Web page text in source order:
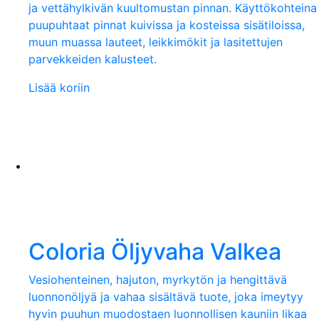
ja vettähylkivän kuultomustan pinnan. Käyttökohteina
puupuhtaat pinnat kuivissa ja kosteissa sisätiloissa,
muun muassa lauteet, leikkimökit ja lasitettujen
parvekkeiden kalusteet.
Lisää koriin
Coloria Öljyvaha Valkea
Vesiohenteinen, hajuton, myrkytön ja hengittävä
luonnonöljyä ja vahaa sisältävä tuote, joka imeytyy
hyvin puuhun muodostaen luonnollisen kauniin likaa